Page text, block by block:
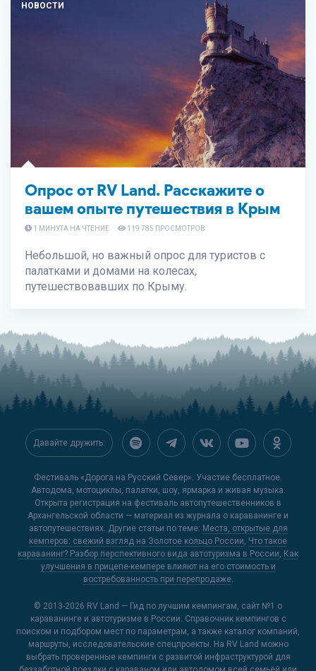
НОВОСТИ
Опрос от RV Land. Расскажите о
вашем опыте путешествия в Крым
1 МИНУТА НА ЧТЕНИЕ 119 785 ПРОСМОТРОВ
Небольшой, но важный опрос для туристов с
палатками и домами на колесах,
путешествовавших по Крыму.
Давайте дружить:
Фестиваль «Дорога на Русский Север». Участие бесплатное.
Автодома, мотоциклы, палатки, шоу, ярмарка и живая музыка.
Открыта регистрация на фестиваль автопутешественников в
Архангельской области — материал из журнала о караванинге и
автопутешествиях. Другие статьи по теме: Места, открытые для
кемперов: свежий взгляд на Золотое кольцо России, Что такое
караванинг? Разбор перспективного вида автотуризма в России, Как
улучшения в прицепе-кемпере влияют на его стоимость и
востребованность при перепродаже.
© 2013-2026 RV Land — Гид по лучшим кемпингам, сайт №1 о
караванинге и автотуризме в России. Справочник кемпингов с
поиском и подбором мест по параметрам, а также каталог компаний,
маршруты, исследовательские спецпроекты. На RV Land можно
выбрать проверенные кемпинги с развитой инфраструктурой для